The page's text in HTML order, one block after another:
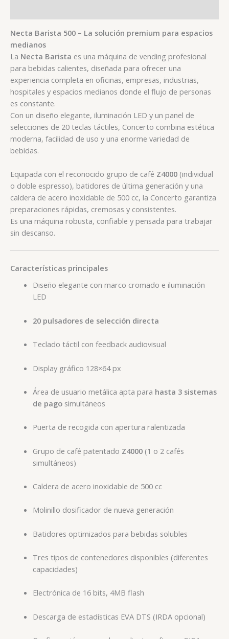
Necta Barista 500 – La solución premium para espacios
medianos
La Necta Barista es una máquina de vending profesional
para bebidas calientes, diseñada para ofrecer una
experiencia completa en oficinas, empresas, industrias,
hospitales y espacios medianos donde el flujo de personas
es constante.
Con un diseño elegante, iluminación LED y un panel de
selecciones de 20 teclas táctiles, Concerto combina estética
moderna, facilidad de uso y una enorme variedad de
bebidas.
Equipada con el reconocido grupo de café Z4000 (individual
o doble espresso), batidores de última generación y una
caldera de acero inoxidable de 500 cc, la Concerto garantiza
preparaciones rápidas, cremosas y consistentes.
Es una máquina robusta, confiable y pensada para trabajar
sin descanso.
Características principales
Diseño elegante con marco cromado e iluminación
LED
20 pulsadores de selección directa
Teclado táctil con feedback audiovisual
Display gráfico 128×64 px
Área de usuario metálica apta para hasta 3 sistemas
de pagosimultáneos
Puerta de recogida con apertura ralentizada
Grupo de café patentado Z4000(1 o 2 cafés
simultáneos)
Caldera de acero inoxidable de 500 cc
Molinillo dosificador de nueva generación
Batidores optimizados para bebidas solubles
Tres tipos de contenedores disponibles (diferentes
capacidades)
Electrónica de 16 bits, 4MB flash
Descarga de estadísticas EVA DTS (IRDA opcional)